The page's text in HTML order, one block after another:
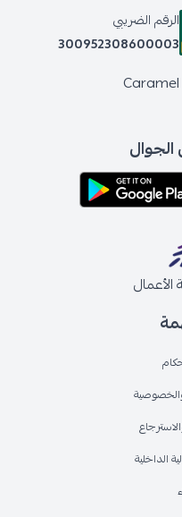
الداخلية
الرقم الضريبي
300952308600003